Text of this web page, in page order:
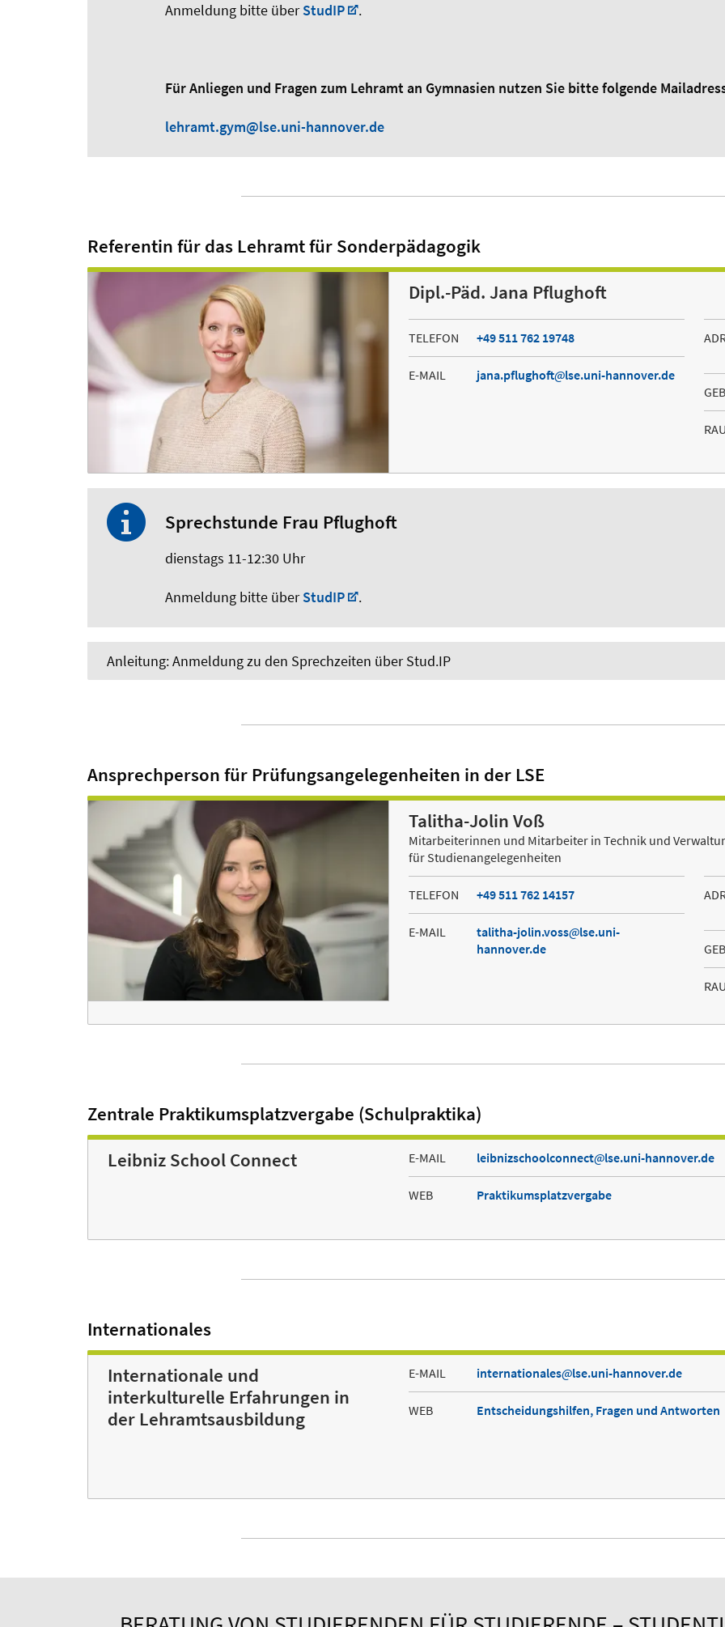
Anmeldung bitte überStudIP .
Für Anliegen und Fragen zum Lehramt an Gymnasien nutzen Sie bitte folgende
lehramt.gym@lse.uni-hannover.de
Referentin für das Lehramt für Sonderpädagogik
Dipl.-Päd. Jana Pflughoft
TELEFON +49 511 762 19748
E-MAIL jana.pflughoft lse.uni-hannover.de
Sprechstunde Frau Pflughoft
dienstags 11-12:30 Uhr
Anmeldung bitte überStudIP .
Anleitung: Anmeldung zu den Sprechzeiten über Stud.IP
Ansprechperson für Prüfungsangelegenheiten in der LSE
Talitha-Jolin Voß
Mitarbeiterinnen und Mitarbeiter in Technik und
für Studienangelegenheiten
TELEFON +49 511 762 14157
E-MAIL talitha-jolin.voss
lse.uni-
hannover.de
Zentrale Praktikumsplatzvergabe (Schulpraktika)
Leibniz School Connect E-MAIL leibnizschoolconnect lse.uni-hannover.de
WEB Praktikumsplatzvergabe
Internationales
Internationale und
interkulturelle Erfahrungen in
der Lehramtsausbildung
E-MAIL internationales lse.uni-hannover.de
WEB Entscheidungshilfen, Fragen und Antworten